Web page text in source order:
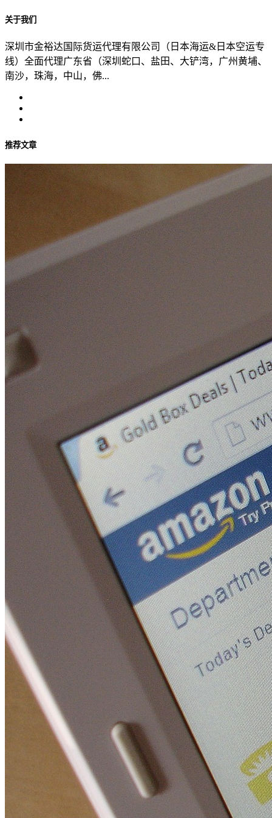
关于我们
深圳市金裕达国际货运代理有限公司（日本海运&日本空运专
线）全面代理广东省（深圳蛇口、盐田、大铲湾，广州黄埔、
南沙，珠海，中山，佛...
推荐文章